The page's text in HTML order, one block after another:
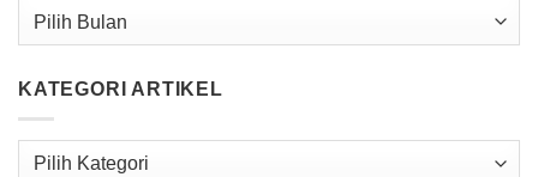
Arsip
KATEGORI ARTIKEL
Kategori